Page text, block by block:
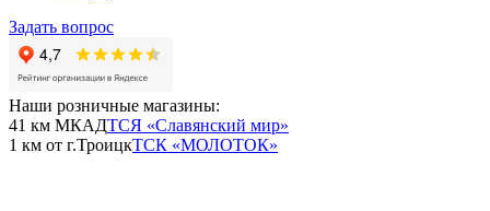
Задать вопрос
Наши розничные магазины:
41 км МКАДТСЯ «Славянский мир»
1 км от г.ТроицкТСК «МОЛОТОК»